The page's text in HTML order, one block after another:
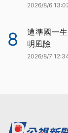
2026/8/6
8
遭準國一
明風險
2026/8/7